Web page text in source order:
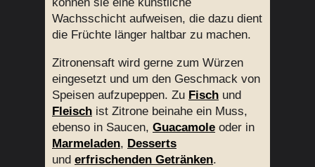
Wachsschicht aufweisen, die dazu dient
die Früchte länger haltbar zu machen.
Zitronensaft wird gerne zum Würzen
eingesetzt und um den Geschmack von
Speisen aufzupeppen. Zu Fisch und
Fleisch ist Zitrone beinahe ein Muss,
ebenso in Saucen, Guacamole oder in
Marmeladen, Desserts
und erfrischenden Getränken.